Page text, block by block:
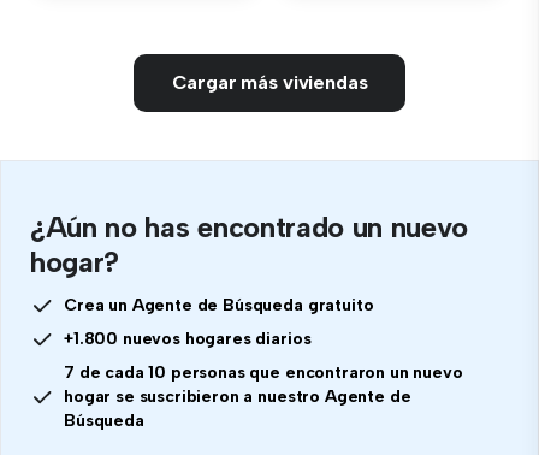
Cargar más viviendas
¿Aún no has encontrado un nuevo
hogar?
Crea un Agente de Búsqueda gratuito
+1.800 nuevos hogares diarios
7 de cada 10 personas que encontraron un nuevo
hogar se suscribieron a nuestro Agente de
Búsqueda